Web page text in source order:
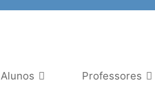
Alunos Professores